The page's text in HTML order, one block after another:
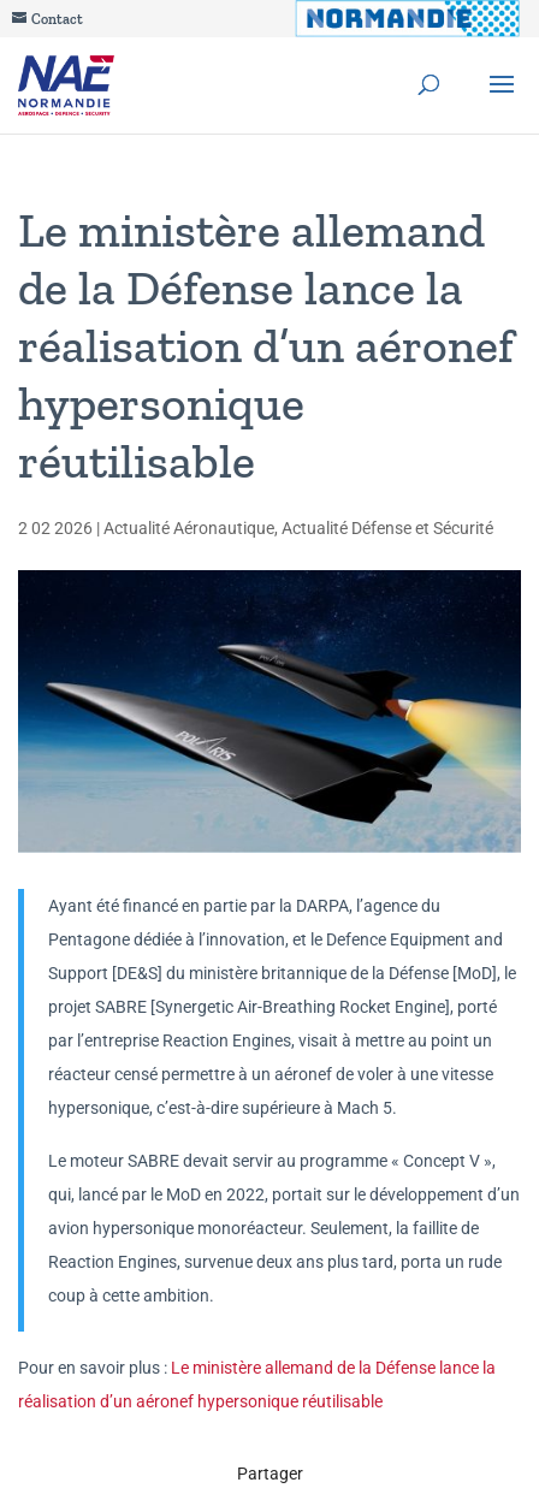
Contact
Le ministère allemand
de la Défense lance la
réalisation d’un aéronef
hypersonique
réutilisable
2 02 2026 |Actualité Aéronautique, Actualité Défense et Sécurité
Ayant été financé en partie par la DARPA, l’agence du
Pentagone dédiée à l’innovation, et le Defence Equipment and
Support [DE&S] du ministère britannique de la Défense [MoD], le
projet SABRE [Synergetic Air-Breathing Rocket Engine], porté
par l’entreprise Reaction Engines, visait à mettre au point un
réacteur censé permettre à un aéronef de voler à une vitesse
hypersonique, c’est-à-dire supérieure à Mach 5.
Le moteur SABRE devait servir au programme « Concept V »,
qui, lancé par le MoD en 2022, portait sur le développement d’un
avion hypersonique monoréacteur. Seulement, la faillite de
Reaction Engines, survenue deux ans plus tard, porta un rude
coup à cette ambition.
Pour en savoir plus : Le ministère allemand de la Défense lance la
réalisation d’un aéronef hypersonique réutilisable
Partager